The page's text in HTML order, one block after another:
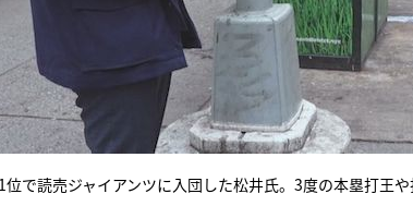
で読売ジャイアンツに入団した松井氏。3度の本塁打王